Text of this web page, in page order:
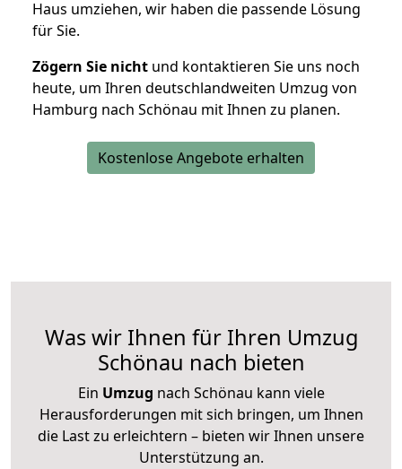
Haus umziehen, wir haben die passende Lösung
für Sie.
Zögern Sie nicht und kontaktieren Sie uns noch
heute, um Ihren deutschlandweiten Umzug von
Hamburg nach Schönau mit Ihnen zu planen.
Kostenlose Angebote erhalten
Was wir Ihnen für Ihren Umzug
Schönau nach bieten
Ein Umzug nach Schönau kann viele
Herausforderungen mit sich bringen, um Ihnen
die Last zu erleichtern – bieten wir Ihnen unsere
Unterstützung an.